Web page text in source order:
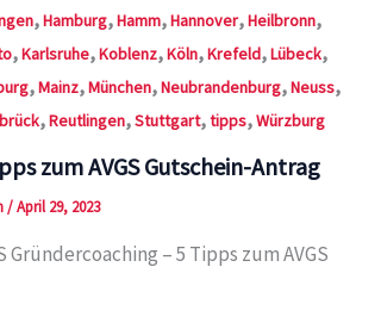
,Hamburg,Hamm,Hannover,Heilbronn,
,Karlsruhe,Koblenz,Köln,Krefeld,Lübeck,
,Mainz,München,Neubrandenburg,Neuss,
,Reutlingen,Stuttgart,tipps,Würzburg
zum AVGS Gutschein-Antrag
/April 29, 2023
Gründercoaching – 5 Tipps zum AVGS